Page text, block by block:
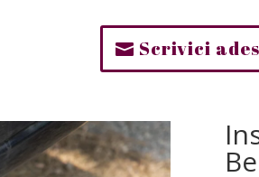
Scrivici